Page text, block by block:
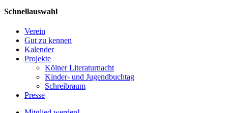
Schnellauswahl
Verein
Gut zu kennen
Kalender
Projekte
Kölner Literaturnacht
Kinder- und Jugendbuchtag
Schreibraum
Presse